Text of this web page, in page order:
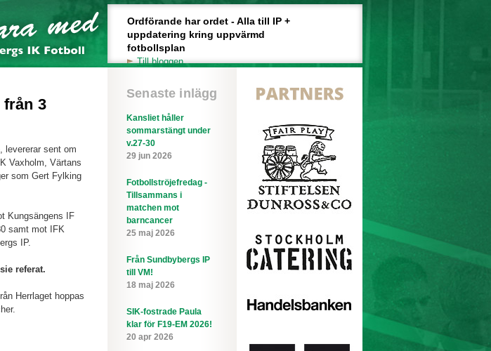
Ordförande har ordet - Alla till IP +
uppdatering kring uppvärmd
fotbollsplan
Till bloggen
3
levererar sent om
Vaxholm, Värtans
som Gert Fylking
Kungsängens IF
samt mot IFK
IP.
referat.
Herrlaget hoppas
Senaste inlägg
Kansliet håller
sommarstängt under
v.27-30
29 jun 2026
Fotbollströjefredag -
Tillsammans i
matchen mot
barncancer
25 maj 2026
Från Sundbybergs IP
till VM!
18 maj 2026
SIK-fostrade Paula
klar för F19-EM 2026!
20 apr 2026